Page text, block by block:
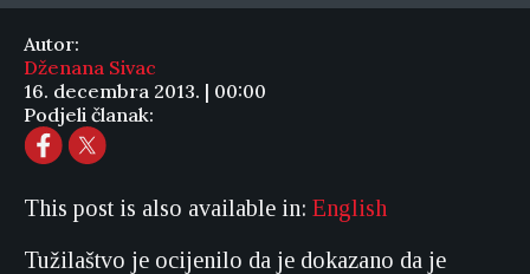
Autor:
Dženana Sivac
16. decembra 2013. | 00:00
Podjeli članak:
This post is also available in: English
Tužilaštvo je ocijenilo da je dokazano da je